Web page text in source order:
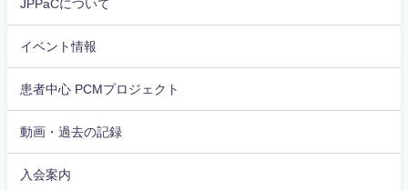
リッド開
JPPaCについて
イベント情報
患者中心 PCMプロジェクト
動画・過去の記録
入会案内